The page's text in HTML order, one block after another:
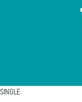
SINGLE